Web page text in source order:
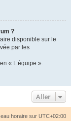
?
disponible sur le
par les
« L’équipe ».
Aller
horaire sur UTC+02:00